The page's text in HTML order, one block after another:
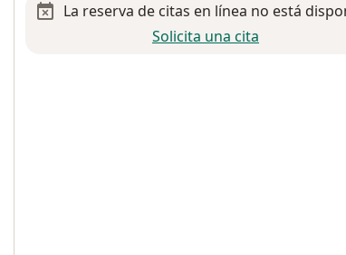
La reserva de citas en línea no está
Solicita una cita